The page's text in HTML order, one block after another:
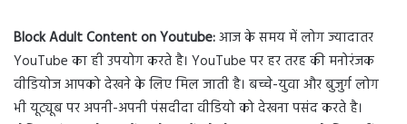
Block Adult Content on Youtube:आज के समय में लोग ज्यादातर
YouTube का ही उपयोग करते है। YouTube पर हर तरह की मनोरंजक
वीडियोज आपको देखने के लिए मिल जाती है। बच्चे-युवा और बुजुर्ग लोग
भी यूट्यूब पर अपनी-अपनी पंसदीदा वीडियो को देखना पसंद करते है।